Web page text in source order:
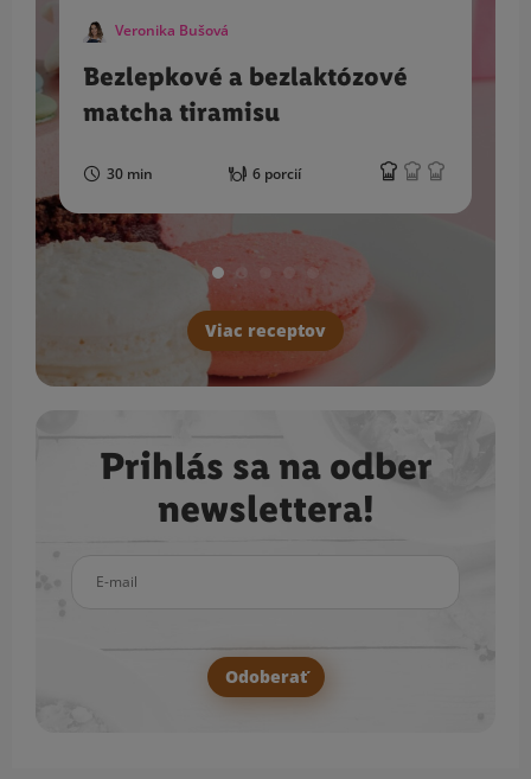
Veronika Bušová
Bezlepkové a bezlaktózové
matcha tiramisu
30 min 6 porcií
Viac receptov
Prihlás sa na odber
newslettera!
Odoberať